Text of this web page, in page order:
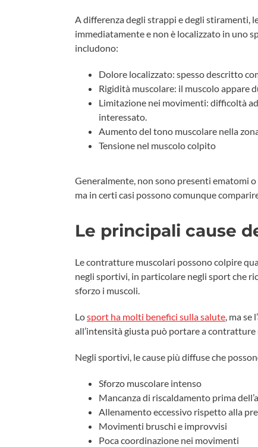
A differenza degli strappi e degli stiramenti,
immediatamente e non è localizzato in uno
includono:
Dolore localizzato: spesso descritto
Rigidità muscolare: il muscolo appare
Limitazione nei movimenti: difficoltà
interessato.
Aumento del tono muscolare nella
Tensione nel muscolo colpito
Generalmente, non sono presenti ematomi
ma in certi casi possono comunque
Le principali cause
Le contratture muscolari possono colpire
negli sportivi, in particolare negli sport che
sforzo i muscoli.
Losport ha molti benefici sulla salute, ma se
all’intensità giusta può portare a
Negli sportivi, le cause più diffuse che
Sforzo muscolare intenso
Mancanza di riscaldamento prima
Allenamento eccessivo rispetto alla
Movimenti bruschi e improvvisi
Poca coordinazione nei movimenti